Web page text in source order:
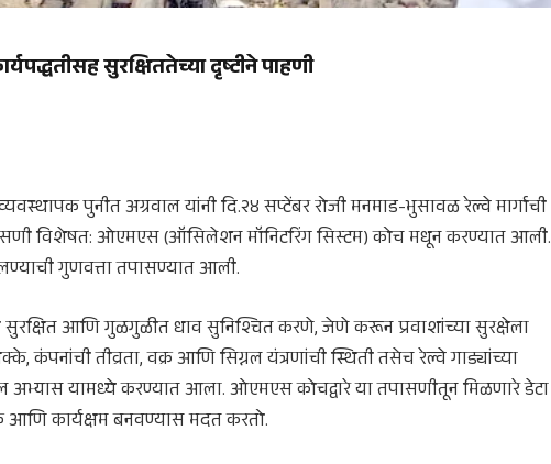
सुरक्षिततेच्या दृष्टीने पाहणी
पुनीत अग्रवाल यांनी दि.२४ सप्टेंबर रोजी मनमाड-भुसावळ रेल्वे मार्गाची
विशेषत: ओएमएस (ऑसिलेशन मॉनिटरिंग सिस्टम) कोच मधून करण्यात आली.
गुणवत्ता तपासण्यात आली.
सुरक्षित आणि गुळगुळीत धाव सुनिश्चित करणे, जेणे करून प्रवाशांच्या सुरक्षेला
कंपनांची तीव्रता, वक्र आणि सिग्नल यंत्रणांची स्थिती तसेच रेल्वे गाड्यांच्या
अभ्यास यामध्ये करण्यात आला. ओएमएस कोचद्वारे या तपासणीतून मिळणारे डेटा
आणि कार्यक्षम बनवण्यास मदत करतो.